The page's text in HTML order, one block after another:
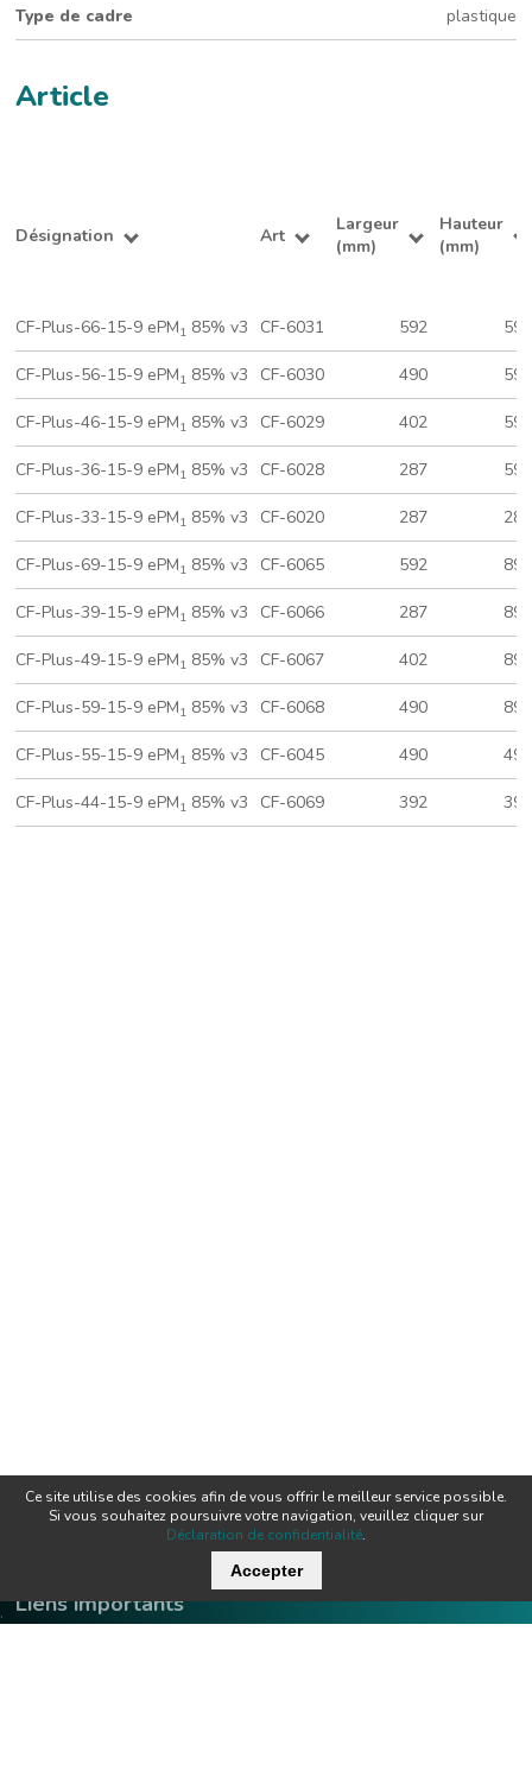
Ce site utilise des cookies afin de vous offrir le meilleur service possible.
Si vous souhaitez poursuivre votre navigation, veuillez cliquer sur
Déclaration de confidentialité.
Accepter
.
Type de cadre plastique
Article
Désignation Art
Largeur
(mm)
Hauteur
(mm)
CF-Plus-66-15-9 ePM1 85% v3 CF-6031 592 592
CF-Plus-56-15-9 ePM1 85% v3 CF-6030 490 592
CF-Plus-46-15-9 ePM1 85% v3 CF-6029 402 592
CF-Plus-36-15-9 ePM1 85% v3 CF-6028 287 592
CF-Plus-33-15-9 ePM1 85% v3 CF-6020 287 287
CF-Plus-69-15-9 ePM1 85% v3 CF-6065 592 892
CF-Plus-39-15-9 ePM1 85% v3 CF-6066 287 892
CF-Plus-49-15-9 ePM1 85% v3 CF-6067 402 892
CF-Plus-59-15-9 ePM1 85% v3 CF-6068 490 892
CF-Plus-55-15-9 ePM1 85% v3 CF-6045 490 490
CF-Plus-44-15-9 ePM1 85% v3 CF-6069 392 392
Liens importants